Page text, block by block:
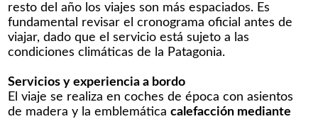
resto del año los viajes son más espaciados. Es
fundamental revisar el cronograma oficial antes de
viajar, dado que el servicio está sujeto a las
condiciones climáticas de la Patagonia.
Servicios y experiencia a bordo
El viaje se realiza en coches de época con asientos
de madera y la emblemáticacalefacción mediante